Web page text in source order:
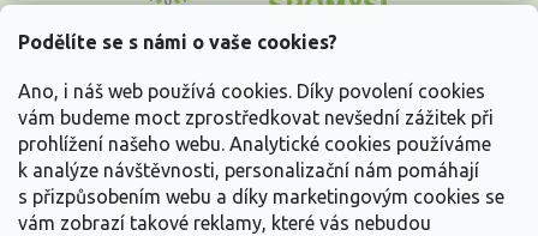
Podělíte se s námi o vaše cookies?
Ano, i náš web používá cookies. Díky povolení cookies
vám budeme moct zprostředkovat nevšední zážitek při
prohlížení našeho webu. Analytické cookies používáme
k analýze návštěvnosti, personalizační nám pomáhají
s přizpůsobením webu a díky marketingovým cookies se
vám zobrazí takové reklamy, které vás nebudou
p
Vše o nákupu
Informace pro Vás
Kontakujte nás